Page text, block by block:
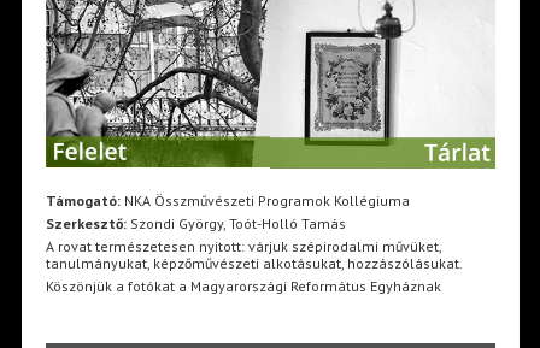
Támogató:NKA Összművészeti Programok Kollégiuma
Szerkesztő:Szondi György, Toót-Holló Tamás
A rovat természetesen nyitott: várjuk szépirodalmi művüket,
tanulmányukat, képzőművészeti alkotásukat, hozzászólásukat.
Köszönjük a fotókat a Magyarországi Református Egyháznak